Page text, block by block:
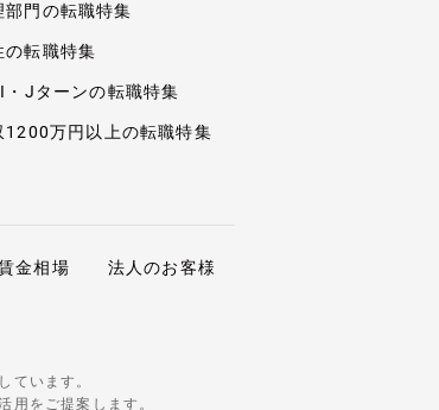
部門の転職特集
の転職特集
・Jターンの転職特集
1200万円以上の転職特集
金相場 法人のお客様
ています。
用をご提案します。